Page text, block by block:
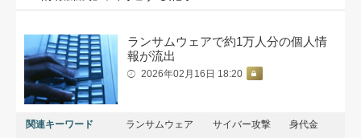
ランサムウェアで約1万人分の個人情
報が流出
2026年02月16日 18:20
関連キーワード ランサムウェア サイバー攻撃
身代金